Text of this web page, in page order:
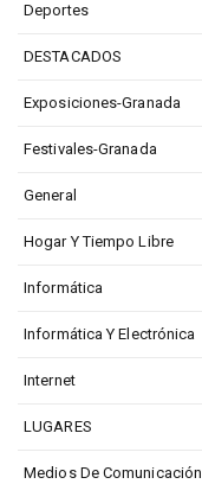
Deportes
DESTACADOS
Exposiciones-Granada
Festivales-Granada
General
Hogar Y Tiempo Libre
Informática
Informática Y Electrónica
Internet
LUGARES
Medios De Comunicación